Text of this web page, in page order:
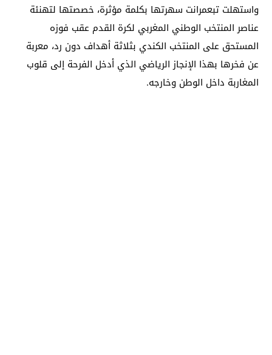
واستهلت تبعمرانت سهرتها بكلمة مؤثرة، خصصتها لتهنئة
عناصر المنتخب الوطني المغربي لكرة القدم عقب فوزه
المستحق على المنتخب الكندي بثلاثة أهداف دون رد، معربة
عن فخرها بهذا الإنجاز الرياضي الذي أدخل الفرحة إلى قلوب
المغاربة داخل الوطن وخارجه.